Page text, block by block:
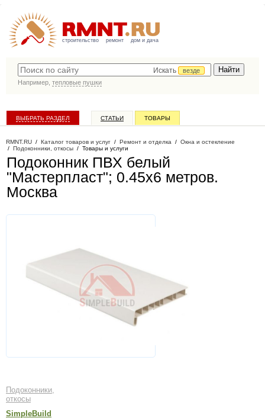
строительство ремонт дом и дача
Искать
везде
Например, тепловые пушки
ВЫБРАТЬ РАЗДЕЛ СТАТЬИ ТОВАРЫ
RMNT.RU / Каталог товаров и услуг / Ремонт и отделка / Окна и остекление
/ Подоконники, откосы / Товары и услуги
Подоконник ПВХ белый
"Мастерпласт"; 0.45x6 метров.
Москва
Подоконники,
откосы
SimpleBuild